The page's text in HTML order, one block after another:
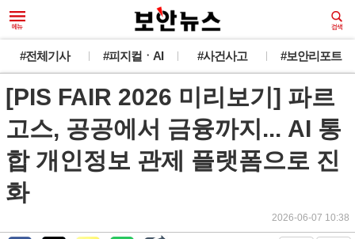
#전체기사 #피지컬ㆍAI #사건사고 #보안리포트
[PIS FAIR 2026 미리보기] 파르
고스, 공공에서 금융까지... AI 통
합 개인정보 관제 플랫폼으로 진
화
2026-06-07 10:38